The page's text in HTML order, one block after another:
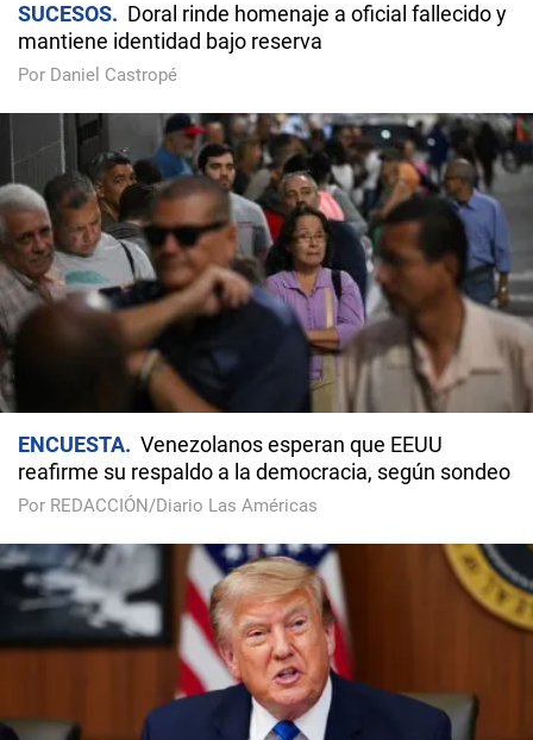
SUCESOS
Doral rinde homenaje a oficial fallecido y
mantiene identidad bajo reserva
Por Daniel Castropé
ENCUESTA
Venezolanos esperan que EEUU
reafirme su respaldo a la democracia, según sondeo
Por REDACCIÓN/Diario Las Américas